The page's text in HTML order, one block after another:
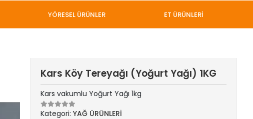
YÖRESEL ÜRÜNLER ET ÜRÜNLERİ
Kars Köy Tereyağı (Yoğurt Yağı) 1KG
Kars vakumlu Yoğurt Yağı 1kg
Kategori:YAĞ ÜRÜNLERİ